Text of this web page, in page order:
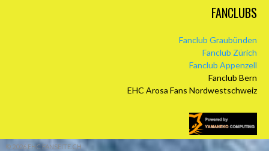
FANCLUBS
Fanclub Graubünden
Fanclub Zürich
Fanclub Appenzell
Fanclub Bern
EHC Arosa Fans Nordwestschweiz
© 2026 EHC FANSEITE.CH